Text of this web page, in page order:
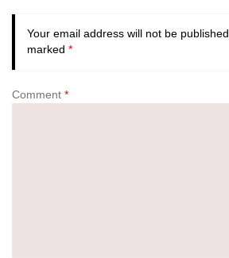
Your email address will not be published.
marked *
Comment *